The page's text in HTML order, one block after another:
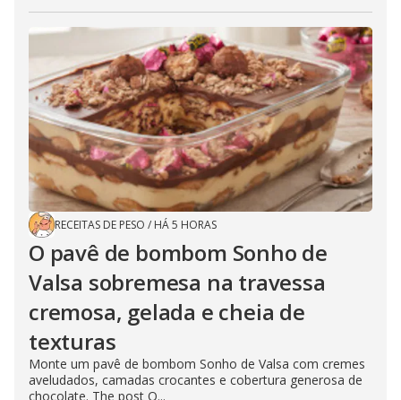
RECEITAS DE PESO / HÁ 5 HORAS
O pavê de bombom Sonho de
Valsa sobremesa na travessa
cremosa, gelada e cheia de
texturas
Monte um pavê de bombom Sonho de Valsa com cremes
aveludados, camadas crocantes e cobertura generosa de
chocolate. The post O...